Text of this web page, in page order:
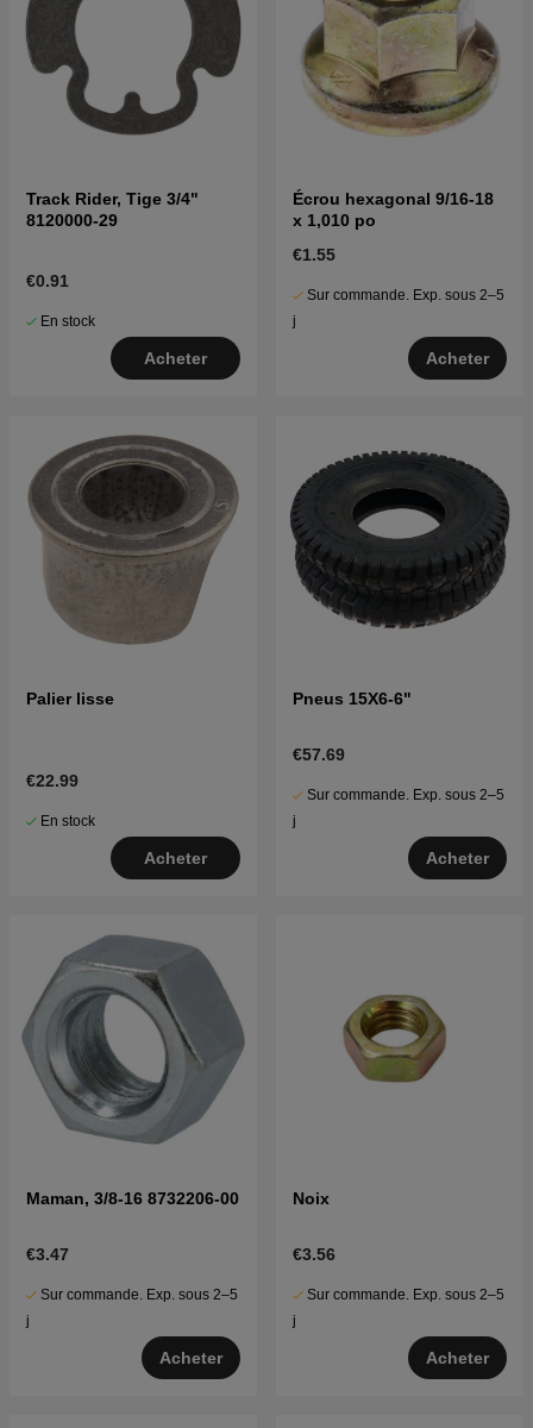
Track Rider, Tige 3/4"
8120000-29
€0.91
En stock
Acheter
Écrou hexagonal 9/16-18
x 1,010 po
€1.55
Sur commande. Exp. sous 2–5
j
Acheter
Palier lisse
€22.99
En stock
Acheter
Pneus 15X6-6"
€57.69
Sur commande. Exp. sous 2–5
j
Acheter
Maman, 3/8-16 8732206-00
€3.47
Sur commande. Exp. sous 2–5
j
Acheter
Noix
€3.56
Sur commande. Exp. sous 2–5
j
Acheter